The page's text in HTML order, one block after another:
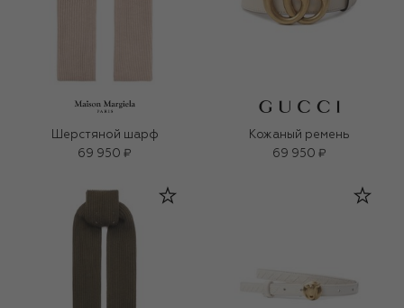
Шерстяной шарф
69 950 ₽
Кожаный ремень
69 950 ₽